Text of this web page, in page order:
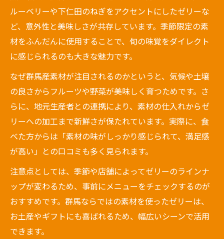
ルーベリーや下仁田のねぎをアクセントにしたゼリーな
ど、意外性と美味しさが共存しています。季節限定の素
材をふんだんに使用することで、旬の味覚をダイレクト
に感じられるのも大きな魅力です。
なぜ群馬産素材が注目されるのかというと、気候や土壌
の良さからフルーツや野菜が美味しく育つためです。さ
らに、地元生産者との連携により、素材の仕入れからゼ
リーへの加工まで新鮮さが保たれています。実際に、食
べた方からは「素材の味がしっかり感じられて、満足感
が高い」との口コミも多く見られます。
注意点としては、季節や店舗によってゼリーのラインナ
ップが変わるため、事前にメニューをチェックするのが
おすすめです。群馬ならではの素材を使ったゼリーは、
お土産やギフトにも喜ばれるため、幅広いシーンで活用
できます。